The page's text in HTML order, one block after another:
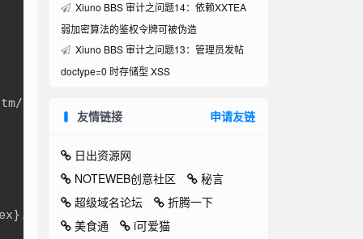
thread.htm, upload/.htaccess
。
Xiuno BBS 审计之问题14：依赖XXTEA
弱加密算法的鉴权令牌可被伪造
Xiuno BBS 审计之问题13：管理员发帖
doctype=0 时存储型 XSS
友情链接 申请友链
日出资源网
NOTEWEB创意社区
秘言
超级域名论坛
折腾一下
美食通
i可爱猫